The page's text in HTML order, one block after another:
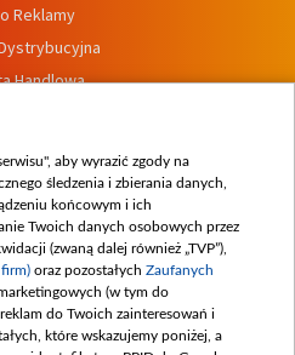
Reklamy
Handlowa
wewnętrznych
aby wyrazić zgody na
śledzenia i zbierania danych,
końcowym i ich
Twoich danych osobowych przez
(zwaną dalej również „TVP”),
oraz pozostałych Zaufanych
(w tym do
do Twoich zainteresowań i
które wskazujemy poniżej, a